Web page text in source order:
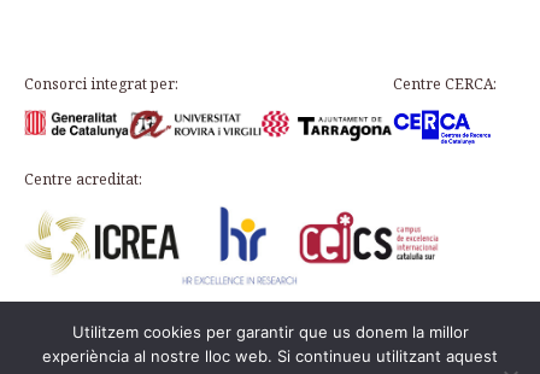
Consorci integrat per: Centre CERCA:
Centre acreditat:
Plaça d’en Rovellat, s/n, 43003 Tarragona
Telephone: 977 24 91 33 · info@icac.cat
Utilitzem cookies per garantir que us donem la millor
experiència al nostre lloc web. Si continueu utilitzant aquest